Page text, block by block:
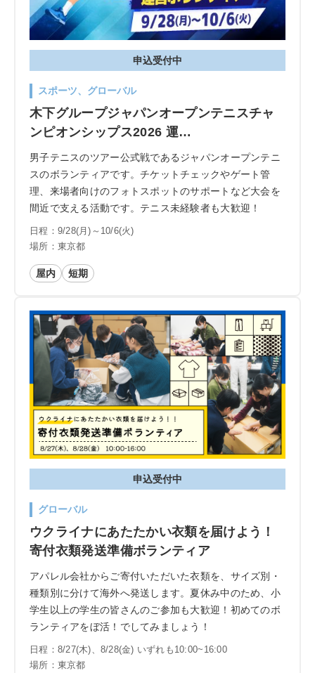
申込受付中
スポーツ、グローバル
木下グループジャパンオープンテニスチャ
ンピオンシップス2026 運…
男子テニスのツアー公式戦であるジャパンオープンテニ
スのボランティアです。チケットチェックやゲート管
理、来場者向けのフォトスポットのサポートなど大会を
間近で支える活動です。テニス未経験者も大歓迎！
日程：9/28(月)～10/6(火)
場所：東京都
屋内 短期
申込受付中
グローバル
ウクライナにあたたかい衣類を届けよう！
寄付衣類発送準備ボランティア
アパレル会社からご寄付いただいた衣類を、サイズ別・
種類別に分けて海外へ発送します。夏休み中のため、小
学生以上の学生の皆さんのご参加も大歓迎！初めてのボ
ランティアをぼ活！でしてみましょう！
日程：8/27(木)、8/28(金) いずれも10:00~16:00
場所：東京都